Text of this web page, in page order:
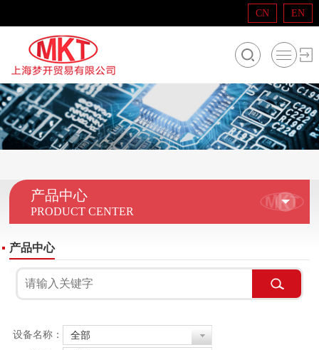
CN EN
产品中心
PRODUCT CENTER
产品中心
设备名称：
全部